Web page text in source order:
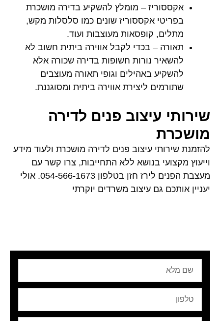
אקססוריז – מומלץ להשקיע בדירה מושכרת
בפריטי אקססוריז שונים כמו סלסלות מקש,
מתלים, קופסאות מעוצבות ועוד.
תאורה – בכדי לקבל אווירה ביתית חשוב לא
להשאיר נורות חשופות בדירה שכורה אלא
להשקיע באהילים וגופי תאורה מעוצבים
שתורמים ליצירת אווירה ביתית ומסוגננת.
שירותי עיצוב פנים לדירה
מושכרת
להזמנת שירותי עיצוב פנים לדירה מושכרת ולעוד מידע
וייעוץ מקצועי בנושא ללא התחייבות, צרו קשר עם
מעצבת הפנים לירז חזן בטלפון 054-566-1673. אולי
יעניין אותכם גם עיצוב משרדים יוקרתי
טלפון